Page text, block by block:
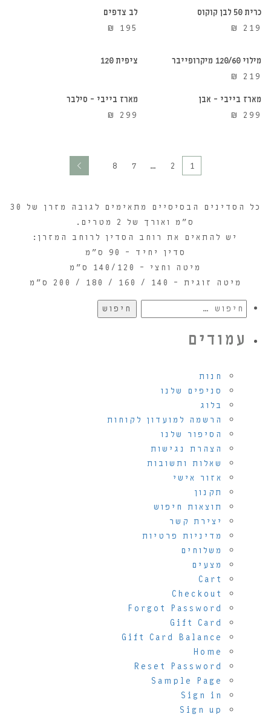
כרית 50 לבן קוקוס
₪ 219
לב צדפים
₪ 195
מילוי 120/60 מיקרופייבר
₪ 219
ציפית 120 הוספה לסל
מארז בייבי – אבן
₪ 299
הוספה לסל
מארז בייבי – סילבר
₪ 299
1
2
…
7
8
כל הסדינים הבסיסיים מתאימים לגובה מזרן של 30
ס"מ ואורך של 2 מטרים.
יש להתאים את רוחב הסדין לרוחב המזרן:
סדין יחיד – 90 ס"מ
מיטה וחצי – 140/120 ס"מ
מיטה זוגית – 140 / 160 / 180 / 200 ס"מ
חיפוש:
עמודים
חנות
סניפים שלנו
בלוג
הרשמה למועדון לקוחות
הסיפור שלנו
הצהרת נגישות
שאלות ותשובות
אזור אישי
תקנון
תוצאות חיפוש
יצירת קשר
מדיניות פרטיות
משלוחים
מצעים
Cart
Checkout
Forgot Password
Gift Card
Gift Card Balance
Home
Reset Password
Sample Page
Sign in
Sign up